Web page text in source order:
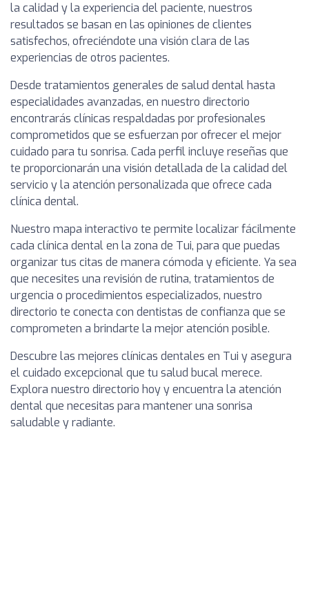
la calidad y la experiencia del paciente, nuestros
resultados se basan en las opiniones de clientes
satisfechos, ofreciéndote una visión clara de las
experiencias de otros pacientes.
Desde tratamientos generales de salud dental hasta
especialidades avanzadas, en nuestro directorio
encontrarás clínicas respaldadas por profesionales
comprometidos que se esfuerzan por ofrecer el mejor
cuidado para tu sonrisa. Cada perfil incluye reseñas que
te proporcionarán una visión detallada de la calidad del
servicio y la atención personalizada que ofrece cada
clínica dental.
Nuestro mapa interactivo te permite localizar fácilmente
cada clínica dental en la zona de Tui, para que puedas
organizar tus citas de manera cómoda y eficiente. Ya sea
que necesites una revisión de rutina, tratamientos de
urgencia o procedimientos especializados, nuestro
directorio te conecta con dentistas de confianza que se
comprometen a brindarte la mejor atención posible.
Descubre las mejores clínicas dentales en Tui y asegura
el cuidado excepcional que tu salud bucal merece.
Explora nuestro directorio hoy y encuentra la atención
dental que necesitas para mantener una sonrisa
saludable y radiante.